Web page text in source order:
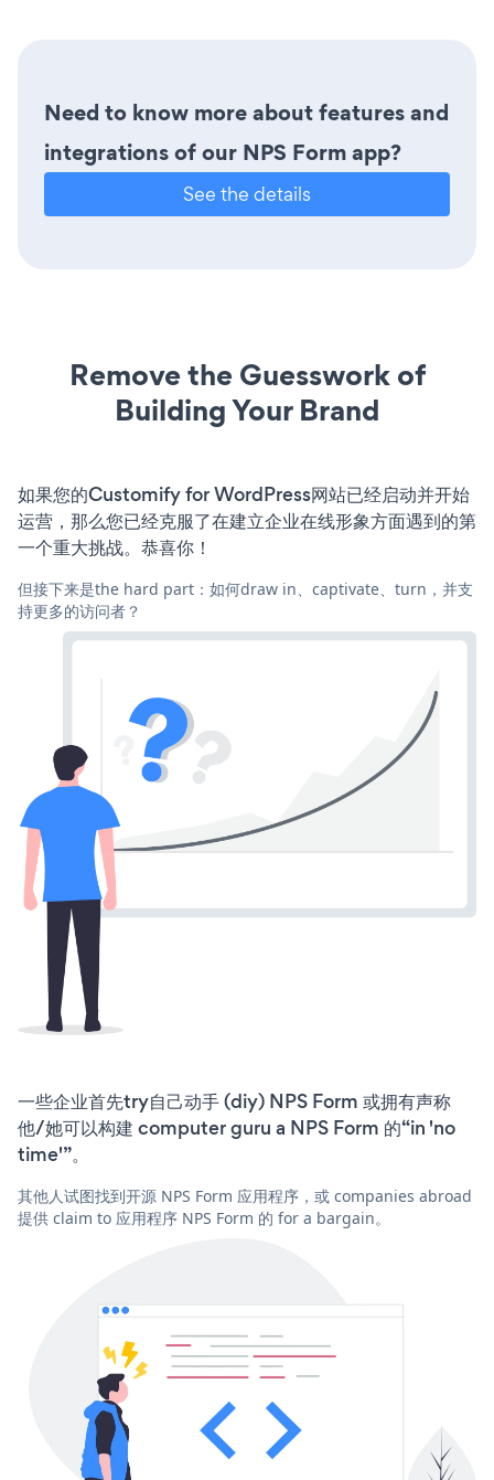
Need to know more about features and
integrations of our NPS Form app?
See the details
Remove the Guesswork of
Building Your Brand
如果您的Customify for WordPress网站已经启动并开始
运营，那么您已经克服了在建立企业在线形象方面遇到的第
一个重大挑战。恭喜你！
但接下来是the hard part：如何draw in、captivate、turn，并支
持更多的访问者？
一些企业首先try自己动手 (diy) NPS Form 或拥有声称
他/她可以构建 computer guru a NPS Form 的“in 'no
time'”。
其他人试图找到开源 NPS Form 应用程序，或 companies abroad
提供 claim to 应用程序 NPS Form 的 for a bargain。